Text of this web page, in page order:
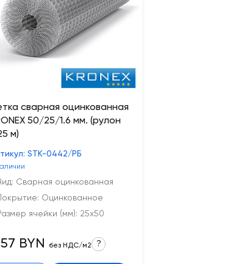
сварная оцинкованная
50/25/1.6 мм. (рулон
м)
STK-0442/РБ
Сварная оцинкованная
Покрытие: Оцинкованное
ячейки (мм): 25x50
BYN без НДС/м2 ?